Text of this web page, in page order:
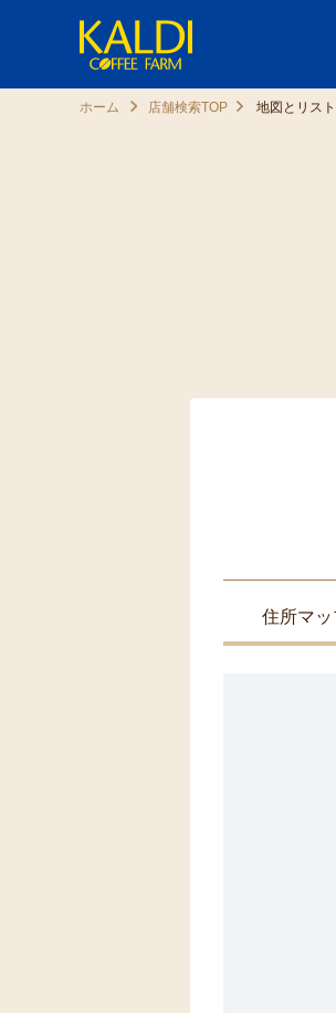
ホーム 店舗検索TOP 地図とリスト
住所マッ